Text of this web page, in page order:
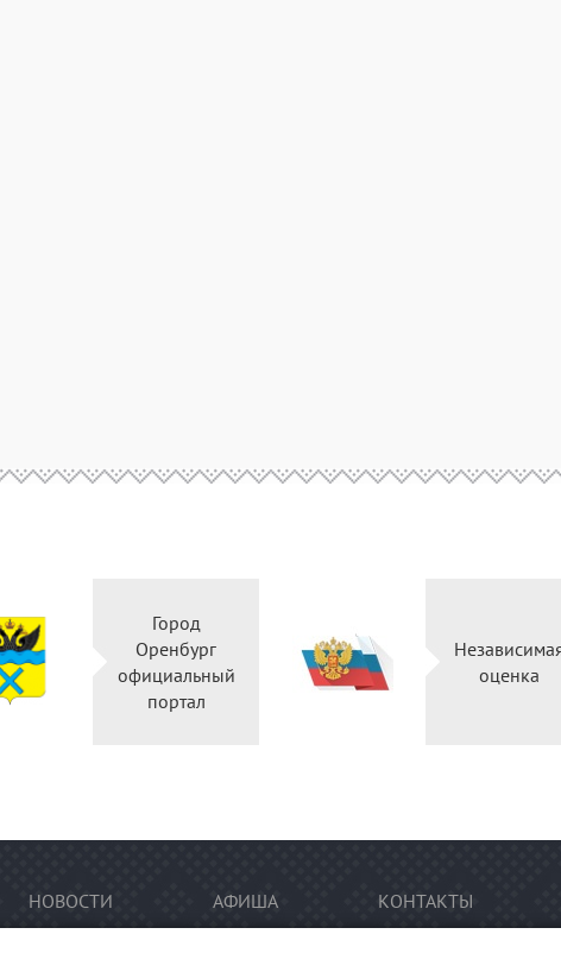
Город
Оренбург
официальный
портал
оценка
НОВОСТИ АФИША КОНТАКТЫ